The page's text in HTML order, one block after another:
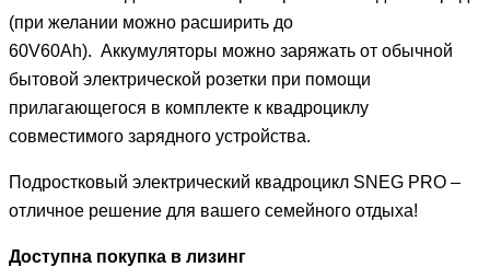
(при желании можно расширить до
60V60Ah). Аккумуляторы можно заряжать от обычной
бытовой электрической розетки при помощи
прилагающегося в комплекте к квадроциклу
совместимого зарядного устройства.
Подростковый электрический квадроцикл SNEG PRO –
отличное решение для вашего семейного отдыха!
Доступна покупка в лизинг